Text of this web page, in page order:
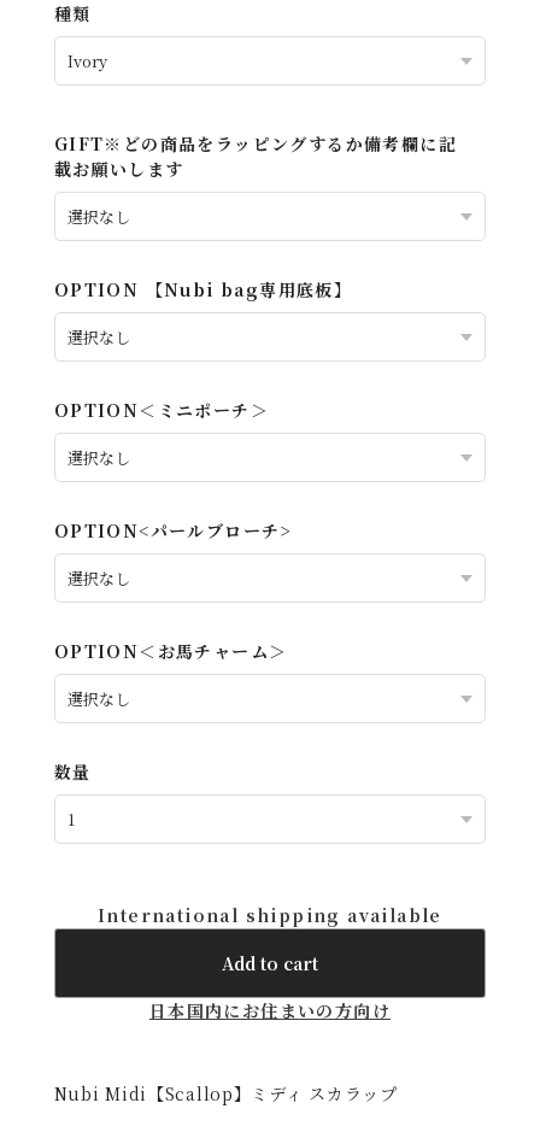
種類
GIFT※どの商品をラッピングするか備考欄に記
載お願いします
OPTION 【Nubi bag専用底板】
OPTION＜ミニポーチ＞
OPTION<パールブローチ>
OPTION＜お馬チャーム＞
数量
International shipping available
Add to cart
日本国内にお住まいの方向け
Nubi Midi【Scallop】ミディ スカラップ